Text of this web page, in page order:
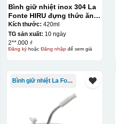
Bình giữ nhiệt inox 304 La
Fonte HIRU đựng thức ăn
420 ml – 012348
Kích thước: 420ml
TG sản xuất: 10 ngày
2**.000 ₫
Đăng kýhoặc Đăng nhậpđể xem giá
Bình giữ nhiệt La Fonte